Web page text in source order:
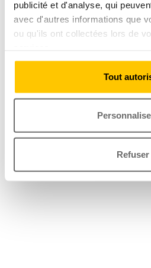
publicité et d'analyse, qui
avec d'autres informations que
ou qu'ils ont collectées lors de
Tout
Refuser